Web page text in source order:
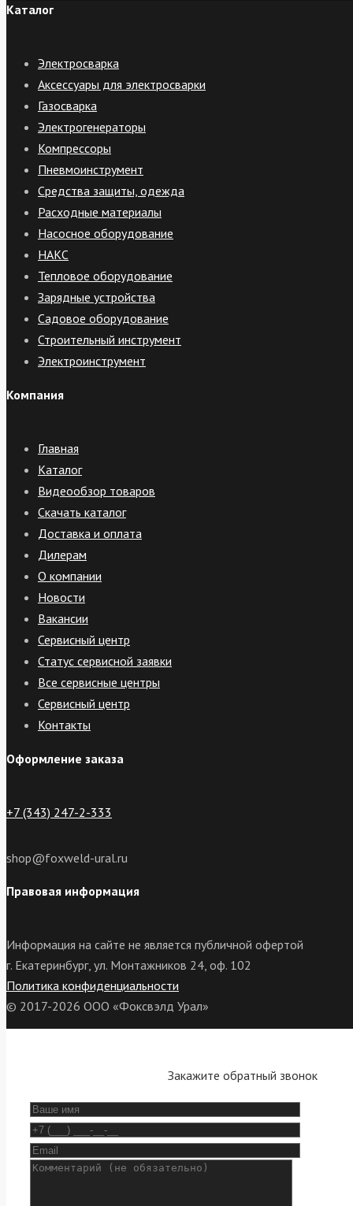
Каталог
Электросварка
Аксессуары для электросварки
Газосварка
Электрогенераторы
Компрессоры
Пневмоинструмент
Средства защиты, одежда
Расходные материалы
Насосное оборудование
НАКС
Тепловое оборудование
Зарядные устройства
Садовое оборудование
Строительный инструмент
Электроинструмент
Компания
Главная
Каталог
Видеообзор товаров
Скачать каталог
Доставка и оплата
Дилерам
О компании
Новости
Вакансии
Сервисный центр
Статус сервисной заявки
Все сервисные центры
Сервисный центр
Контакты
Оформление заказа
+7 (343) 247-2-333
shop@foxweld-ural.ru
Правовая информация
Информация на сайте не является публичной офертой
г. Екатеринбург, ул. Монтажников 24, оф. 102
Политика конфиденциальности
© 2017-2026 ООО «Фоксвэлд Урал»
Закажите обратный звонок